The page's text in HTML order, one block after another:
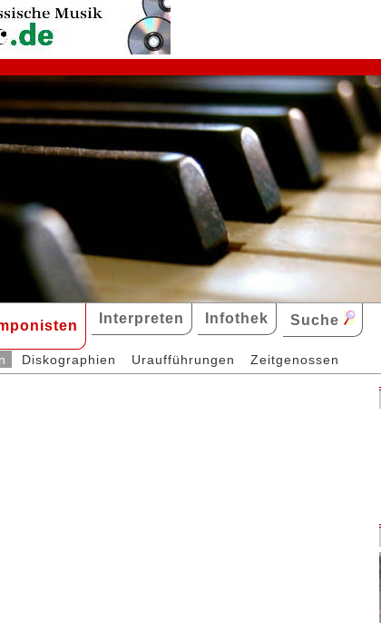
Interpreten Infothek Suche
Diskographien Uraufführungen Zeitgenossen